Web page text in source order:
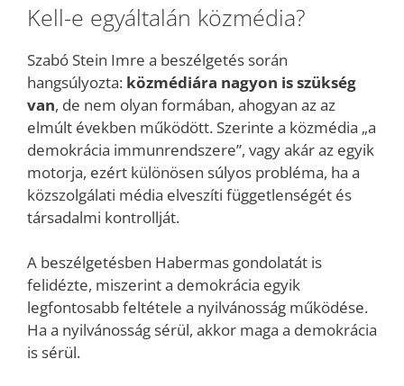
Kell-e egyáltalán közmédia?
Szabó Stein Imre a beszélgetés során
hangsúlyozta: közmédiára nagyon is szükség
van, de nem olyan formában, ahogyan az az
elmúlt években működött. Szerinte a közmédia „a
demokrácia immunrendszere”, vagy akár az egyik
motorja, ezért különösen súlyos probléma, ha a
közszolgálati média elveszíti függetlenségét és
társadalmi kontrollját.
A beszélgetésben Habermas gondolatát is
felidézte, miszerint a demokrácia egyik
legfontosabb feltétele a nyilvánosság működése.
Ha a nyilvánosság sérül, akkor maga a demokrácia
is sérül.